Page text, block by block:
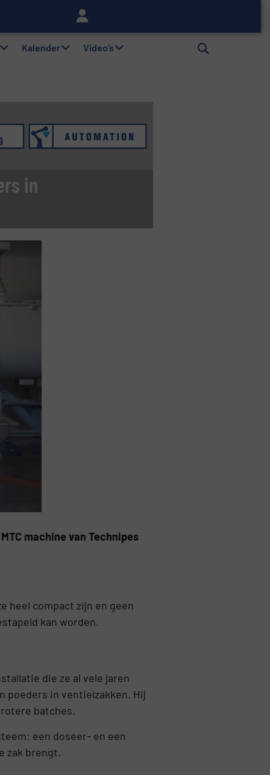
Kalender Video’s
in
machine van Technipes
heel compact zijn en geen
kan worden.
die ze al vele jaren
poeders in ventielzakken. Hij
batches.
een doseer- en een
zak brengt.